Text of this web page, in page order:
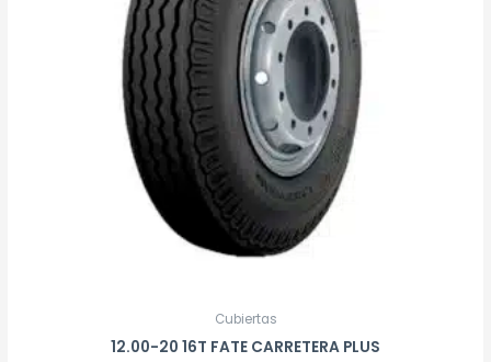
Cubiertas
12.00-20 16T FATE CARRETERA PLUS